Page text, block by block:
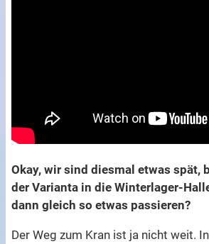
Okay, wir sind diesmal etwas spät,
der Varianta in die Winterlager-
dann gleich so etwas passieren?
Der Weg zum Kran ist ja nicht weit.